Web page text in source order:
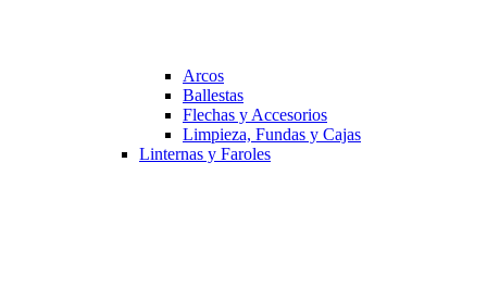
Arcos
Ballestas
Flechas y Accesorios
Limpieza, Fundas y Cajas
Linternas y Faroles